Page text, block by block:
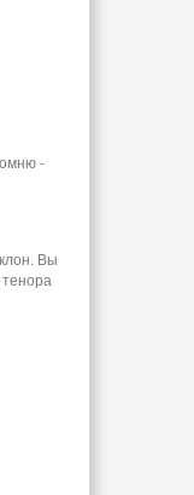
-
Вы